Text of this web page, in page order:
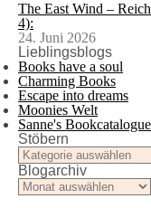
The East Wind –
4):
24. Juni 2026
Lieblingsblogs
Books have a soul
Charming Books
Escape into dreams
Moonies Welt
Sanne's Bookcatalogue
Stöbern
Stöbern
Blogarchiv
Blogarchiv